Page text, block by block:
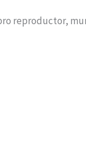
reproductor,